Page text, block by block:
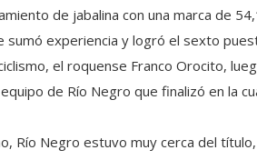
de jabalina con una marca de
sumó experiencia y logró el sexto
el roquense Franco Orocito,
de Río Negro que finalizó en la
Río Negro estuvo muy cerca del